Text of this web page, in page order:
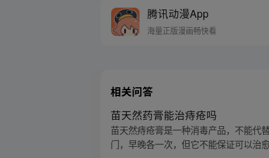
腾讯动漫App
海量正版漫画畅快看
相关问答
苗天然药膏能治痔疮吗
苗天然痔疮膏是一种消毒产品，不能代
门，早晚各一次，但它不能保证可以治愈